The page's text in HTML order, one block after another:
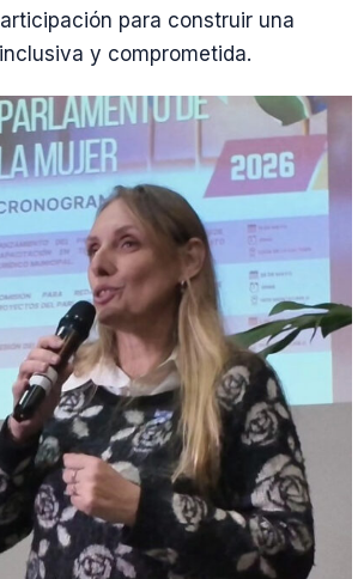
para construir una
y comprometida.